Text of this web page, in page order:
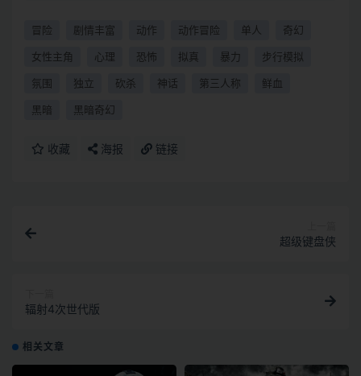
冒险 剧情丰富 动作 动作冒险 单人 奇幻
女性主角 心理 恐怖 拟真 暴力 步行模拟
氛围 独立 砍杀 神话 第三人称 鲜血
黑暗 黑暗奇幻
收藏 海报 链接
超级键盘侠
辐射4次世代版
相关文章